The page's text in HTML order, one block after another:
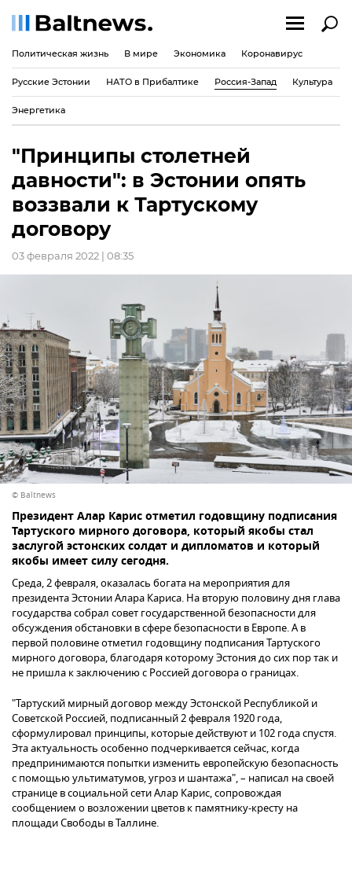
Политическая жизнь В мире Экономика Коронавирус
Русские Эстонии НАТО в Прибалтике Россия-Запад Культура
Энергетика
"Принципы столетней
давности": в Эстонии опять
воззвали к Тартускому
договору
03 февраля 2022 | 08:35
© Baltnews
Президент Алар Карис отметил годовщину подписания
Тартуского мирного договора, который якобы стал
заслугой эстонских солдат и дипломатов и который
якобы имеет силу сегодня.
Среда, 2 февраля, оказалась богата на мероприятия для
президента Эстонии Алара Кариса. На вторую половину дня глава
государства собрал совет государственной безопасности для
обсуждения обстановки в сфере безопасности в Европе. А в
первой половине отметил годовщину подписания Тартуского
мирного договора, благодаря которому Эстония до сих пор так и
не пришла к заключению с Россией договора о границах.
"Тартуский мирный договор между Эстонской Республикой и
Советской Россией, подписанный 2 февраля 1920 года,
сформулировал принципы, которые действуют и 102 года спустя.
Эта актуальность особенно подчеркивается сейчас, когда
предпринимаются попытки изменить европейскую безопасность
с помощью ультиматумов, угроз и шантажа", – написал на своей
странице в социальной сети Алар Карис, сопровождая
сообщением о возложении цветов к памятнику-кресту на
площади Свободы в Таллине.